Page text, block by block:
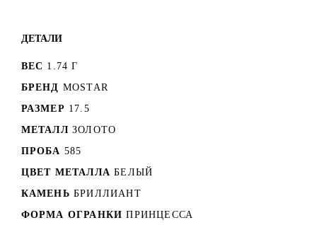
ДЕТАЛИ
ВЕС 1.74 Г
БРЕНД MOSTAR
РАЗМЕР 17.5
МЕТАЛЛ ЗОЛОТО
ПРОБА 585
ЦВЕТ МЕТАЛЛА БЕЛЫЙ
КАМЕНЬ БРИЛЛИАНТ
ФОРМА ОГРАНКИ ПРИНЦЕССА